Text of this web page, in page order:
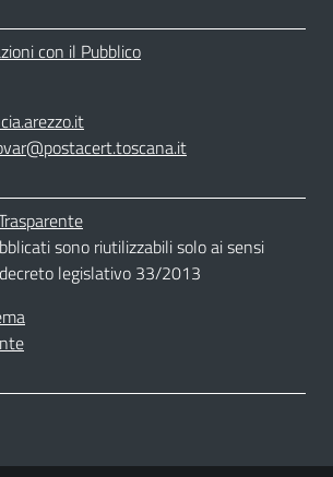
con il Pubblico
sono riutilizzabili solo ai sensi
legislativo 33/2013